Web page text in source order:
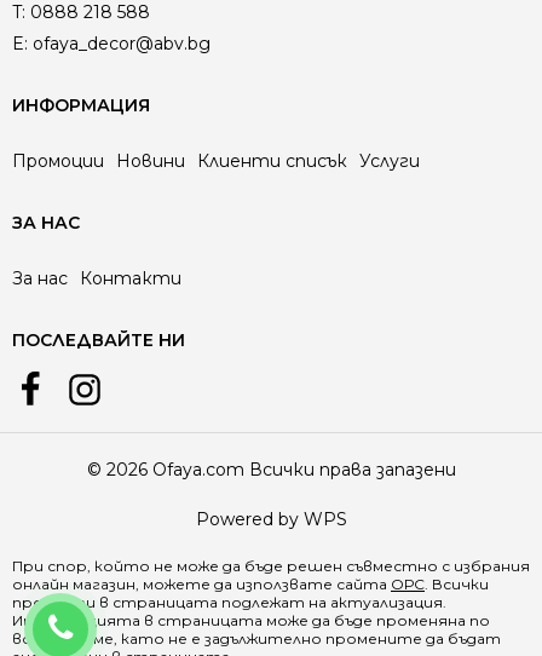
0888 218 588
T: 0888 218 588
E: ofaya_decor@abv.bg
ИНФОРМАЦИЯ
Промоции Новини Клиенти списък Услуги
ЗА НАС
За нас Контакти
ПОСЛЕДВАЙТЕ НИ
© 2026 Ofaya.com Всички права запазени
Powered by WPS
При спор, който не може да бъде решен съвместно с избрания
онлайн магазин, можете да използвате сайта ОРС. Всички
продукти в страницата подлежат на актуализация.
Информацията в страницата може да бъде променяна по
всяко време, като не е задължително промените да бъдат